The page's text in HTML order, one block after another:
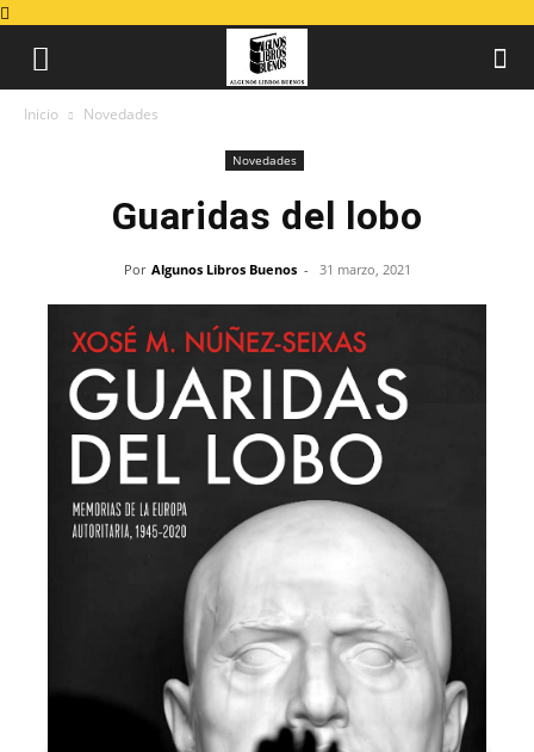
Inicio Novedades
Novedades
Guaridas del lobo
Por Algunos Libros Buenos - 31 marzo, 2021